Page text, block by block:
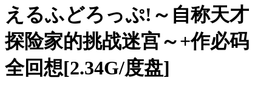
えるふどろっぷ!～自称天才
探险家的挑战迷宫～+作必码
全回想[2.34G/度盘]